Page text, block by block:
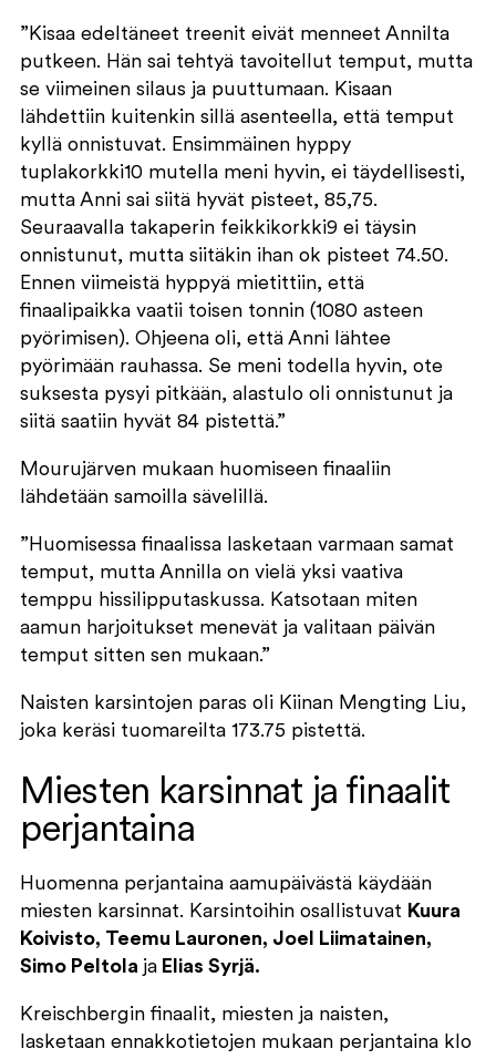
”Kisaa edeltäneet treenit eivät menneet Annilta
putkeen. Hän sai tehtyä tavoitellut temput, mutta
se viimeinen silaus ja puuttumaan. Kisaan
lähdettiin kuitenkin sillä asenteella, että temput
kyllä onnistuvat. Ensimmäinen hyppy
tuplakorkki10 mutella meni hyvin, ei täydellisesti,
mutta Anni sai siitä hyvät pisteet, 85,75.
Seuraavalla takaperin feikkikorkki9 ei täysin
onnistunut, mutta siitäkin ihan ok pisteet 74.50.
Ennen viimeistä hyppyä mietittiin, että
finaalipaikka vaatii toisen tonnin (1080 asteen
pyörimisen). Ohjeena oli, että Anni lähtee
pyörimään rauhassa. Se meni todella hyvin, ote
suksesta pysyi pitkään, alastulo oli onnistunut ja
siitä saatiin hyvät 84 pistettä.”
Mourujärven mukaan huomiseen finaaliin
lähdetään samoilla sävelillä.
”Huomisessa finaalissa lasketaan varmaan samat
temput, mutta Annilla on vielä yksi vaativa
temppu hissilipputaskussa. Katsotaan miten
aamun harjoitukset menevät ja valitaan päivän
temput sitten sen mukaan.”
Naisten karsintojen paras oli Kiinan Mengting Liu,
joka keräsi tuomareilta 173.75 pistettä.
Miesten karsinnat ja finaalit
perjantaina
Huomenna perjantaina aamupäivästä käydään
miesten karsinnat. Karsintoihin osallistuvat Kuura
Koivisto, Teemu Lauronen, Joel Liimatainen,
Simo Peltola ja Elias Syrjä.
Kreischbergin finaalit, miesten ja naisten,
lasketaan ennakkotietojen mukaan perjantaina klo